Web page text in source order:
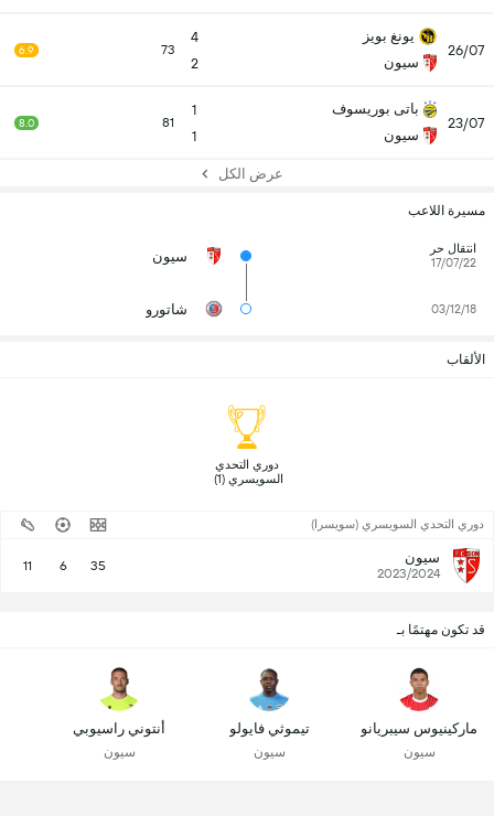
26/07
يونغ بويز
سيون
4
2
73
6.9
23/07
باتى بوريسوف
سيون
1
1
81
8.0
عرض الكل
مسيرة اللاعب
انتقال حر
17/07/22
سيون
03/12/18 شاتورو
الألقاب
السويسري (1)
دوري التحدي السويسري (سويسرا)
سيون
2023/2024
35
6
11
قد تكون مهتمًا بـ
ماركينيوس سيبريانو
سيون
تيموثي فايولو
سيون
أنتوني راسيوبي
سيون